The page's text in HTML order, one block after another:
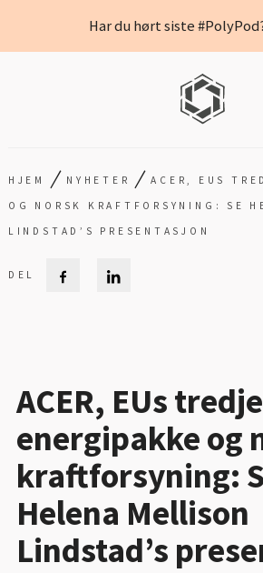
Har du hørt siste
HJEM / NYHETER /ACER, EUS
OG NORSK KRAFTFORSYNING: SE
LINDSTAD’S PRESENTASJON
ACER, EUs tredje
energipakke og
kraftforsyning:
Helena Mellison
Lindstad’s